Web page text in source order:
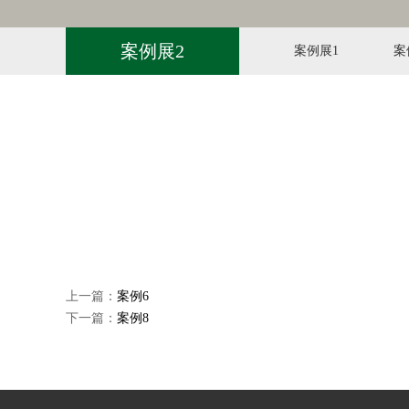
案例展2 案例展1 案
上一篇： 案例6
下一篇： 案例8